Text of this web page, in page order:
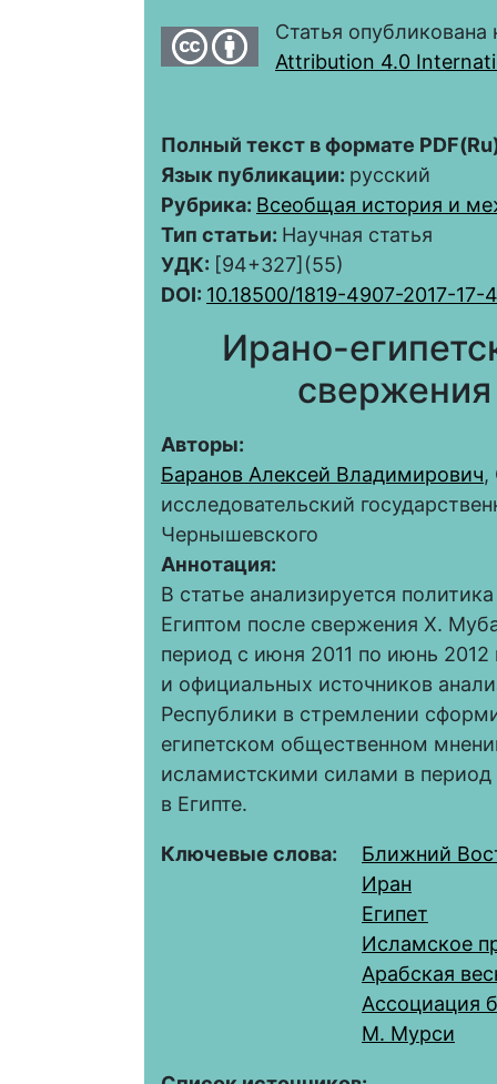
Статья
Attribution 4.0
Полный текст в формате
Язык публикации: русский
Рубрика: Всеобщая история и
Тип статьи: Научная статья
УДК: [94+327](55)
DOI: 10.18500/1819-4907-2017-
Ирано-
Авторы:
Баранов Алексей Владимирович,
исследовательский
Чернышевского
Аннотация:
В статье анализируется
Египтом после свержения Х.
период с июня 2011 по июнь
и официальных источников
Республики в стремлении
египетском общественном
исламистскими силами в период
в Египте.
Ключевые слова:
Ближний
Иран
Египет
Исламское
Арабская
Ассоциация
М. Мурси